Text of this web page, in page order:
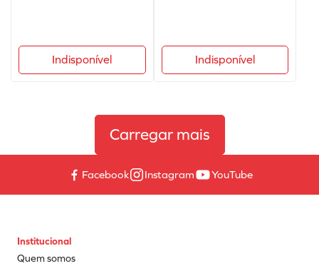
Indisponível Indisponível
Facebook Instagram YouTube
Institucional
Quem somos